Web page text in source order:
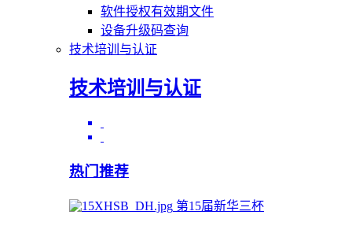
软件授权有效期文件
设备升级码查询
技术培训与认证
技术培训与认证
热门推荐
第15届新华三杯